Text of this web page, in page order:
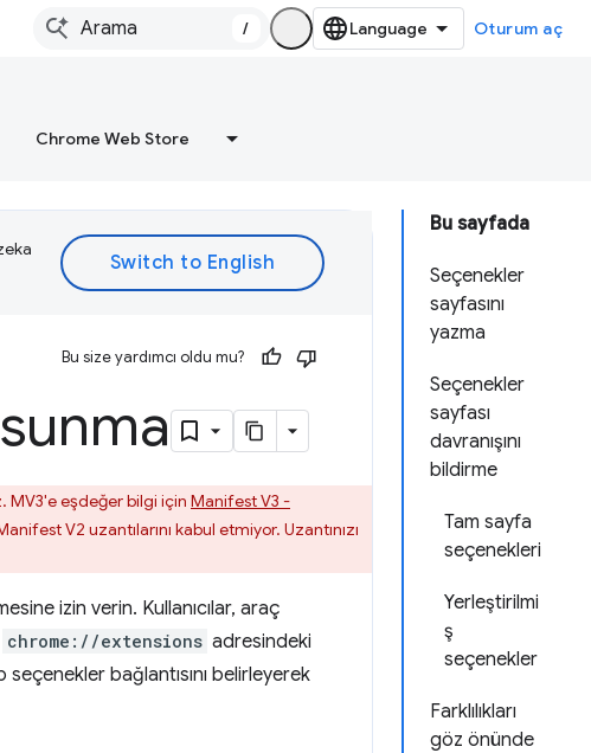
/ Oturum aç
Chrome Web Store
Bu sayfada
Seçenekler
sayfasını
yazma
Seçenekler
sayfası
davranışını
bildirme
Tam sayfa
seçenekleri
Yerleştirilmi
ş
seçenekler
Farklılıkları
göz önünde
Bu size yardımcı oldu mu?
MV3'e eşdeğer bilgi için Manifest V3 -
V2 uzantılarını kabul etmiyor. Uzantınızı
izin verin. Kullanıcılar, araç
chrome://extensions adresindeki
seçenekler bağlantısını belirleyerek